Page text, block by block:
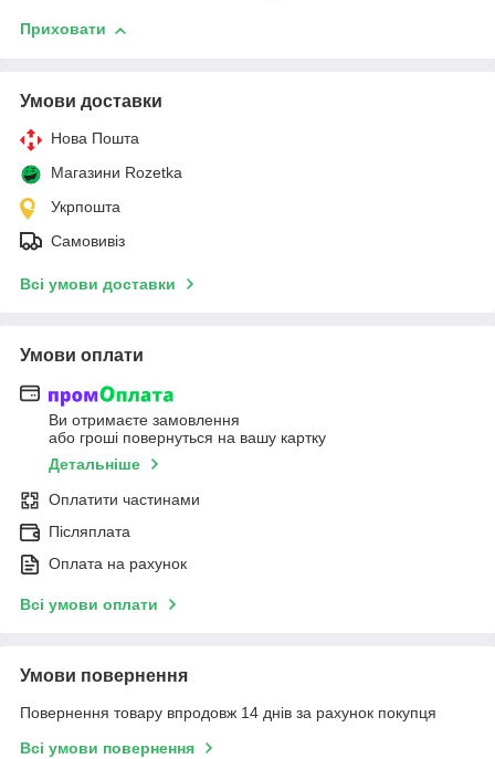
Приховати
Умови доставки
Нова Пошта
Магазини Rozetka
Укрпошта
Самовивіз
Всі умови доставки
Умови оплати
Ви отримаєте замовлення
або гроші повернуться на вашу картку
Детальніше
Оплатити частинами
Післяплата
Оплата на рахунок
Всі умови оплати
Умови повернення
Повернення товару впродовж 14 днів за рахунок покупця
Всі умови повернення